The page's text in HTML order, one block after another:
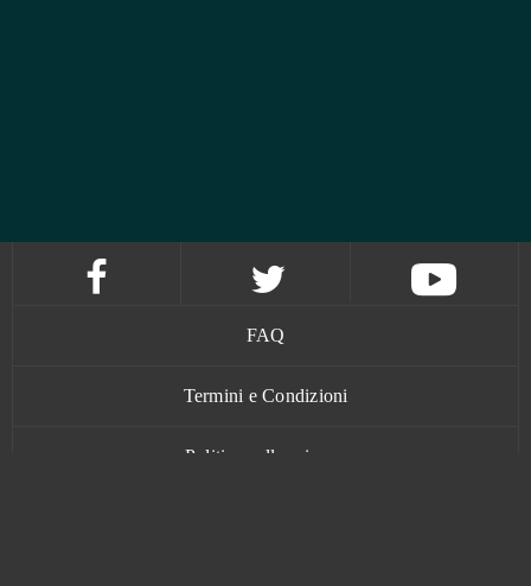
FAQ
Termini e Condizioni
Politica sulla privacy